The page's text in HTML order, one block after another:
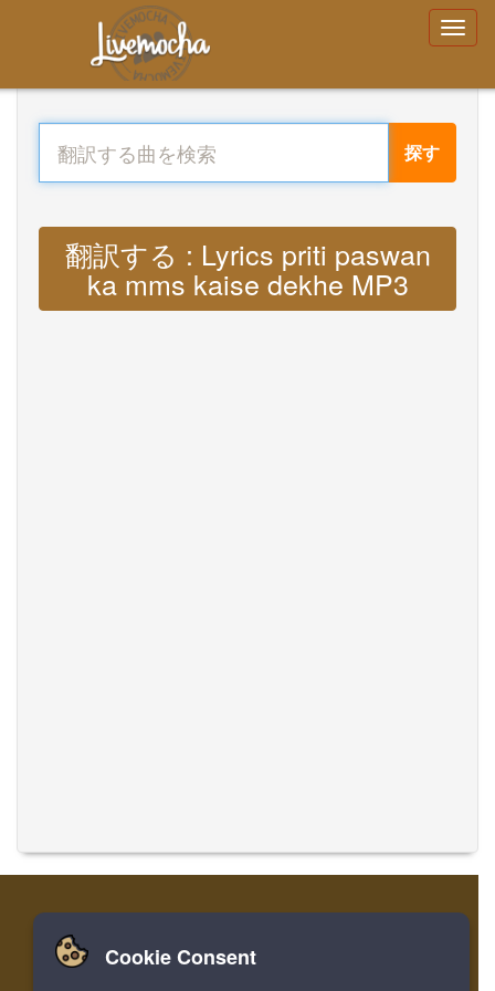
探す
翻訳する : Lyrics priti paswan
ka mms kaise dekhe MP3
家 ログイン 登録
Cookie Consent